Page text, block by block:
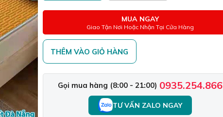
MUA NGAY
Giao Tận Nơi Hoặc Nhận Tại Cửa Hàng
THÊM VÀO GIỎ HÀNG
Gọi mua hàng (8:00 - 21:00) 0935.254.866
TƯ VẤN ZALO NGAY